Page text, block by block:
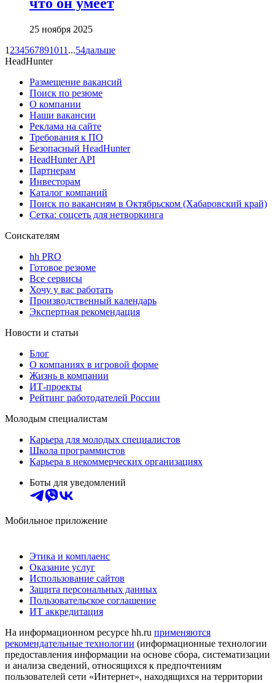
25 ноября 2025
1 234567891011 ...54дальше
HeadHunter
Размещение вакансий
Поиск по резюме
О компании
Наши вакансии
Реклама на сайте
Требования к ПО
Безопасный HeadHunter
HeadHunter API
Партнерам
Инвесторам
Каталог компаний
Поиск по вакансиям в Октябрьском (Хабаровский край)
Сетка: соцсеть для нетворкинга
Соискателям
hh PRO
Готовое резюме
Все сервисы
Хочу у вас работать
Производственный календарь
Экспертная рекомендация
Новости и статьи
Блог
О компаниях в игровой форме
Жизнь в компании
ИТ-проекты
Рейтинг работодателей России
Молодым специалистам
Карьера для молодых специалистов
Школа программистов
Карьера в некоммерческих организациях
Боты для уведомлений
Мобильное приложение
Этика и комплаенс
Оказание услуг
Использование сайтов
Защита персональных данных
Пользовательское соглашение
ИТ аккредитация
На информационном ресурсе hh.ru применяются
рекомендательные технологии (информационные технологии
предоставления информации на основе сбора, систематизации
и анализа сведений, относящихся к предпочтениям
пользователей сети «Интернет», находящихся на территории